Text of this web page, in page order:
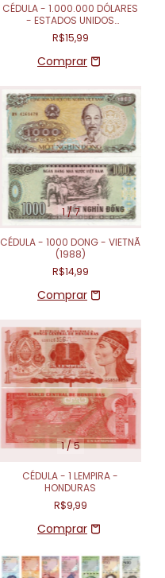
CÉDULA - 1.000.000 DÓLARES
- ESTADOS UNIDOS
(FANTASIA)
R$15,99
1/7
CÉDULA - 1000 DONG - VIETNÃ
(1988)
R$14,99
1/5
CÉDULA - 1 LEMPIRA -
HONDURAS
R$9,99